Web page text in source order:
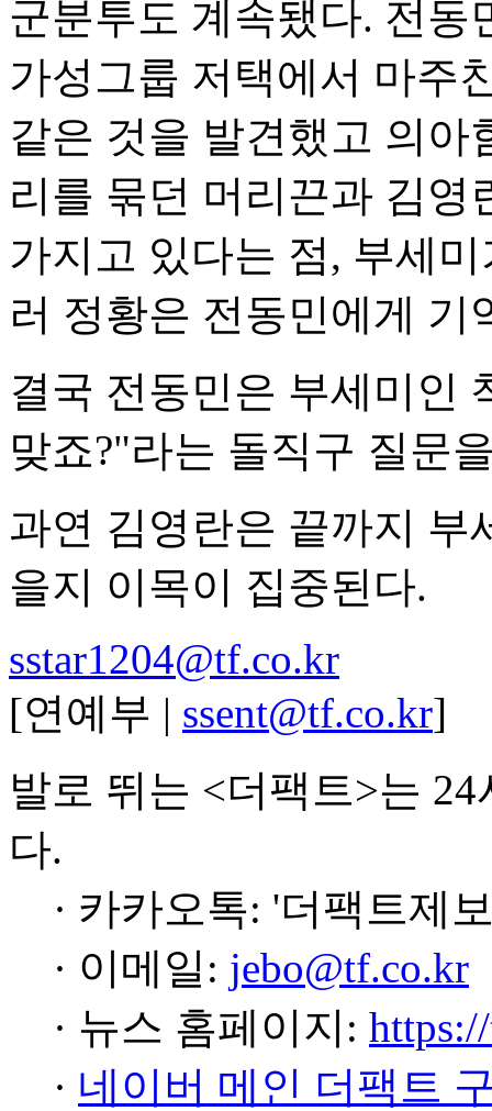
군분투도 계속됐다. 전동
가성그룹 저택에서 마주
같은 것을 발견했고 의아
리를 묶던 머리끈과 김
가지고 있다는 점, 부세
러 정황은 전동민에게 기
결국 전동민은 부세미인
맞죠?"라는 돌직구 질문
과연 김영란은 끝까지 부
을지 이목이 집중된다.
sstar1204@tf.co.kr
[연예부 | ssent@tf.co.kr]
발로 뛰는 <더팩트>는
다.
· 카카오톡: '더팩트제
· 이메일: jebo@tf.co.kr
· 뉴스 홈페이지:
· 네이버 메인 더팩트